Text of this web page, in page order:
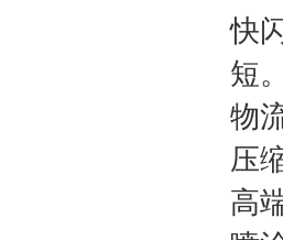
快
短
物
压
高